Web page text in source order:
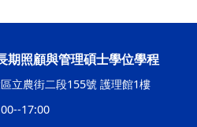
期照顧與管理碩士學位學程
立農街二段155號 護理館1樓
17:00